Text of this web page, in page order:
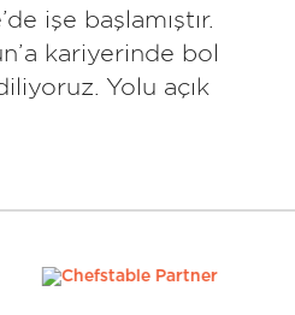
işe başlamıştır.
kariyerinde bol
Yolu açık